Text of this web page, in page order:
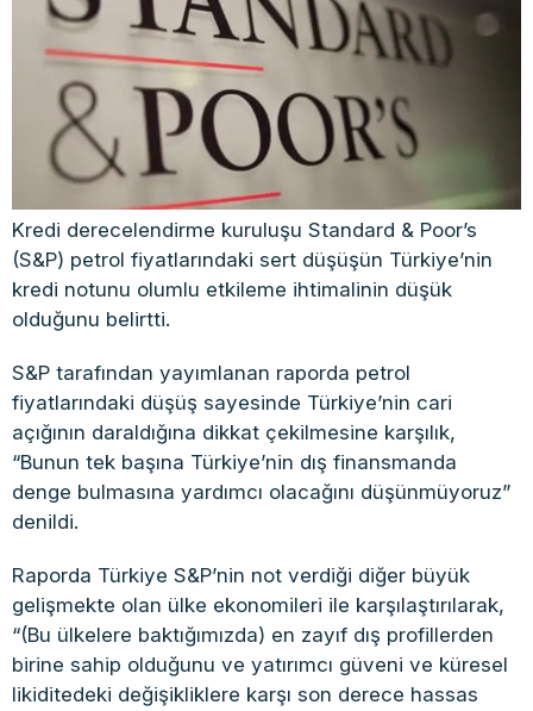
Kredi derecelendirme kuruluşu Standard & Poor’s
(S&P) petrol fiyatlarındaki sert düşüşün Türkiye’nin
kredi notunu olumlu etkileme ihtimalinin düşük
olduğunu belirtti.
S&P tarafından yayımlanan raporda petrol
fiyatlarındaki düşüş sayesinde Türkiye’nin cari
açığının daraldığına dikkat çekilmesine karşılık,
“Bunun tek başına Türkiye’nin dış finansmanda
denge bulmasına yardımcı olacağını düşünmüyoruz”
denildi.
Raporda Türkiye S&P’nin not verdiği diğer büyük
gelişmekte olan ülke ekonomileri ile karşılaştırılarak,
“(Bu ülkelere baktığımızda) en zayıf dış profillerden
birine sahip olduğunu ve yatırımcı güveni ve küresel
likiditedeki değişikliklere karşı son derece hassas